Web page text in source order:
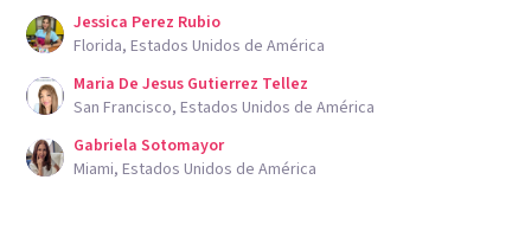
Jessica Perez Rubio
Florida, Estados Unidos de América
Maria De Jesus Gutierrez Tellez
San Francisco, Estados Unidos de América
Gabriela Sotomayor
Miami, Estados Unidos de América